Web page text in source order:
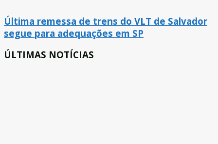
Última remessa de trens do VLT de Salvador
segue para adequações em SP
ÚLTIMAS NOTÍCIAS